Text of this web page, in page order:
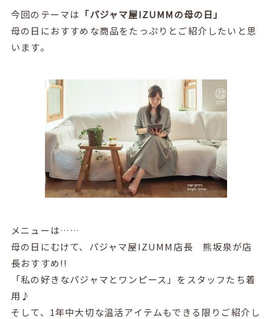
今回のテーマは 「パジャマ屋IZUMMの母の日」
母の日におすすめな商品をたっぷりとご紹介したいと思
います。
メニューは……
母の日にむけて、パジャマ屋IZUMM店長 熊坂泉が店
長おすすめ!!
「私の好きなパジャマとワンピース」をスタッフたち着
用♪
そして、1年中大切な温活アイテムもできる限りご紹介し